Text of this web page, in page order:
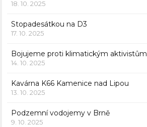
18. 10. 2025
Stopadesátkou na D3
17. 10. 2025
Bojujeme proti klimatickým aktivistům
14. 10. 2025
Kavárna K66 Kamenice nad Lipou
13. 10. 2025
Podzemní vodojemy v Brně
9. 10. 2025